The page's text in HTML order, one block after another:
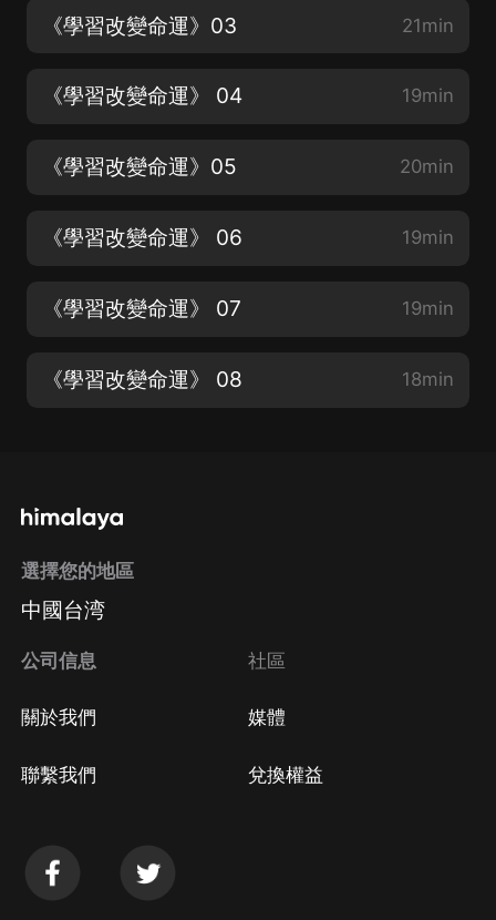
《學習改變命運》03 21min
《學習改變命運》 04 19min
《學習改變命運》05 20min
《學習改變命運》 06 19min
《學習改變命運》 07 19min
《學習改變命運》 08 18min
選擇您的地區
中國台湾
公司信息
關於我們
聯繫我們
社區
媒體
兌換權益